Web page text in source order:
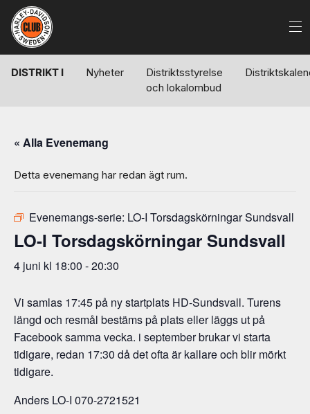
DISTRIKT I Nyheter
Distriktsstyrelse
och lokalombud
« Alla Evenemang
Detta evenemang har redan ägt rum.
Evenemangs-serie: LO-I Torsdagskörningar Sundsvall
LO-I Torsdagskörningar Sundsvall
4 juni kl 18:00 -20:30
Vi samlas 17:45 på ny startplats HD-Sundsvall. Turens
längd och resmål bestäms på plats eller läggs ut på
Facebook samma vecka. i september brukar vi starta
tidigare, redan 17:30 då det ofta är kallare och blir mörkt
tidigare.
Anders LO-I 070-2721521